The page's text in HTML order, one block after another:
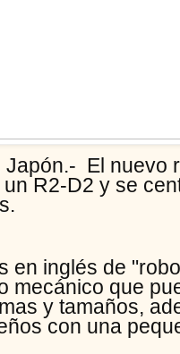
Japón.- El nuevo
R2-D2 y se
en inglés de
mecánico que
y tamaños,
con una